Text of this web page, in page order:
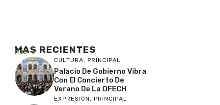
MAS RECIENTES
Más
CULTURA, PRINCIPAL
Palacio De Gobierno Vibra
Con El Concierto De
Verano De La OFECH
EXPRESIÓN, PRINCIPAL